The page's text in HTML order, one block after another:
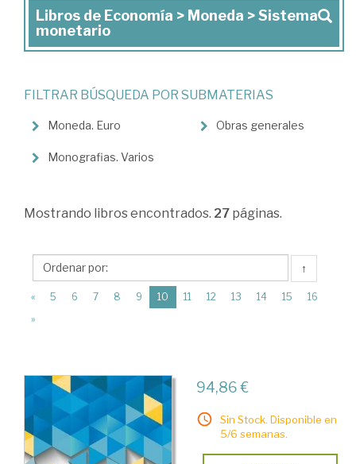
Libros
de
>
Moneda
Sistema
Libros de Economía > Moneda > Sistema
monetario
FILTRAR BÚSQUEDA POR SUBMATERIAS
Moneda. Euro
Monografias. Varios
Obras generales
Mostrando libros encontrados. 27 páginas.
↑
« 5 6 7 8 9 10 (current)
11 12 13 14 15
16
»
94,86 €
Sin Stock. Disponible en
5/6 semanas.